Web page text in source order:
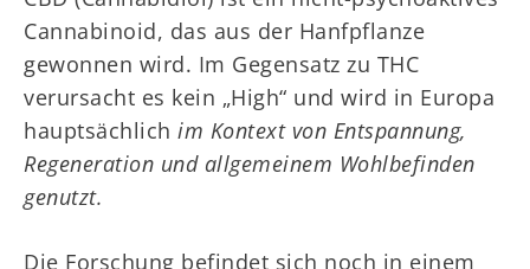
Cannabinoid, das aus der Hanfpflanze
gewonnen wird. Im Gegensatz zu THC
verursacht es kein „High“ und wird in Europa
hauptsächlich im Kontext von Entspannung,
Regeneration und allgemeinem Wohlbefinden
genutzt.
Die Forschung befindet sich noch in einem